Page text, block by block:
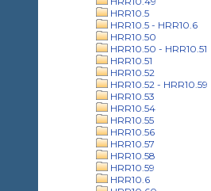
HRR10.5
HRR10.5 - HRR10.6
HRR10.50
HRR10.50 - HRR10.51
HRR10.51
HRR10.52
HRR10.52 - HRR10.59
HRR10.53
HRR10.54
HRR10.55
HRR10.56
HRR10.57
HRR10.58
HRR10.59
HRR10.6